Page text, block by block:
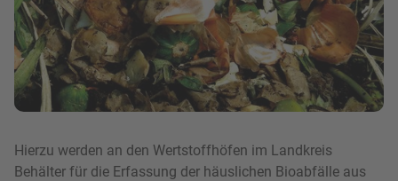
Hierzu werden an den Wertstoffhöfen im Landkreis
Behälter für die Erfassung der häuslichen Bioabfälle aus